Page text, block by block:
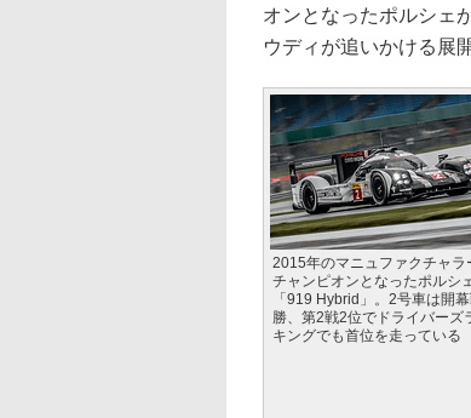
オンとなったポルシェ
ウディが追いかける展
2015年のマニュファクチャラ
チャンピオンとなったポルシ
「919 Hybrid」。2号車は開
勝、第2戦2位でドライバーズ
キングでも首位を走っている